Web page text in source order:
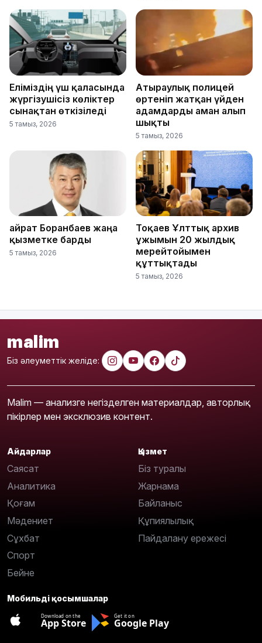
Еліміздің үш қаласында
жүргізушісіз көліктер
сынақтан өткізіледі
5 тамыз, 2026
Атыраулық полицей
өртеніп жатқан үйден
адамдарды аман алып
шықты
5 тамыз, 2026
Қайрат Боранбаев жаңа
қызметке барды
5 тамыз, 2026
Тоқаев Ұлттық архив
ұжымын 20 жылдық
мерейтойымен
құттықтады
5 тамыз, 2026
malim
Біз әлеуметтік желіде:
Malim — анализге негізделген материалдар, авторлық
пікірлер мен эксклюзив контент.
Айдарлар
Саясат
Аналитика
Қоғам
Мәдениет
Сұхбат
Спорт
Бейне
Қызмет
Біз туралы
Жарнама
Байланыс
Құпиялылық
Пайдалану ережесі
Мобильді қосымшалар
Download on the
App Store
Get it on
Google Play